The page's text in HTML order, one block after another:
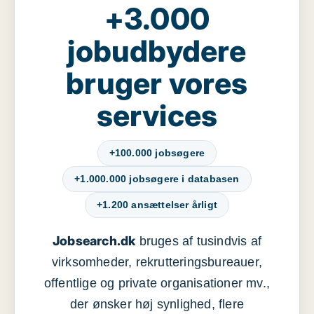
+3.000
jobudbydere
bruger vores
services
+100.000 jobsøgere
+1.000.000 jobsøgere i databasen
+1.200 ansættelser årligt
Jobsearch.dkbruges af tusindvis af
virksomheder, rekrutteringsbureauer,
offentlige og private organisationer mv.,
der ønsker høj synlighed, flere